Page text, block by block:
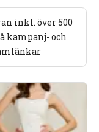
inkl. över 500
kampanj- och